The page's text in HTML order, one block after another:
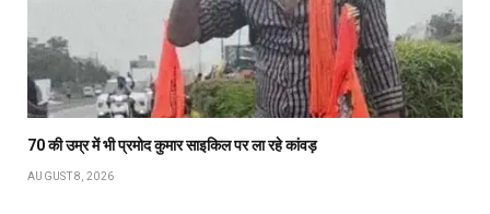
70 की उम्र में भी प्रमोद कुमार साइकिल पर ला रहे कांवड़
AUGUST 8, 2026